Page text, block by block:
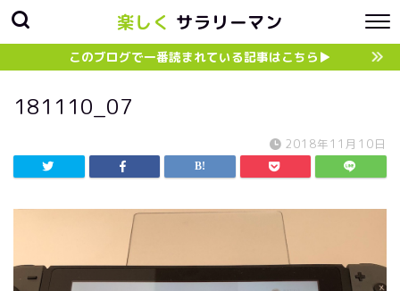
楽しく サラリーマン
このブログで一番読まれている記事はこちら▶︎
181110_07
2018年11月10日